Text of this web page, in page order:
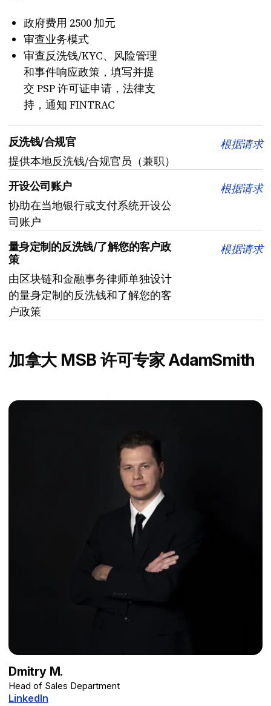
政府费用 2500 加元
审查业务模式
审查反洗钱/KYC、风险管理
和事件响应政策，填写并提
交 PSP 许可证申请，法律支
持，通知 FINTRAC
反洗钱/合规官
提供本地反洗钱/合规官员（兼职）
根据请求
开设公司账户
协助在当地银行或支付系统开设公
司账户
根据请求
量身定制的反洗钱/了解您的客户政
策
由区块链和金融事务律师单独设计
的量身定制的反洗钱和了解您的客
户政策
根据请求
加拿大 MSB 许可专家 AdamSmith
Dmitry M.
Head of Sales Department
LinkedIn